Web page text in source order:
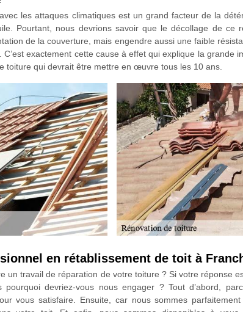
les attaques climatiques est un grand facteur de la
Pourtant, nous devrions savoir que le décollage de ce
de la couverture, mais engendre aussi une faible
exactement cette cause à effet qui explique la grande
toiture qui devrait être mettre en œuvre tous les 10 ans.
en rétablissement de toit à
un travail de réparation de votre toiture ? Si votre réponse
devriez-vous nous engager ? Tout d’abord,
vous satisfaire. Ensuite, car nous sommes